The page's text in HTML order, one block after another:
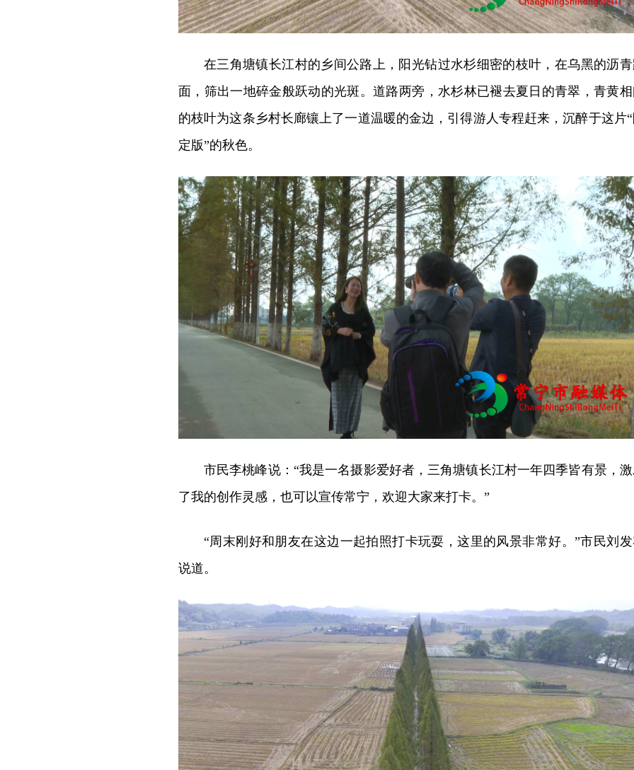
在三角塘镇长江村的乡间公路上， 阳光钻过水杉细密的枝叶，在乌黑的沥
面，筛出一地碎金般跃动的光斑。道路两旁，水杉林已褪去夏日的青翠，青黄
的枝叶为这条乡村长廊镶上了一道温暖的金边，引得游人专程赶来，沉醉于这片
定版”的秋色。
市民李桃峰说：“我是一名摄影爱好者，三角塘镇长江村一年四季皆有景，
了我的创作灵感，也可以宣传常宁，欢迎大家来打卡。”
“周末刚好和朋友在这边一起拍照打卡玩耍，这里的风景非常好。”市民刘
说道。